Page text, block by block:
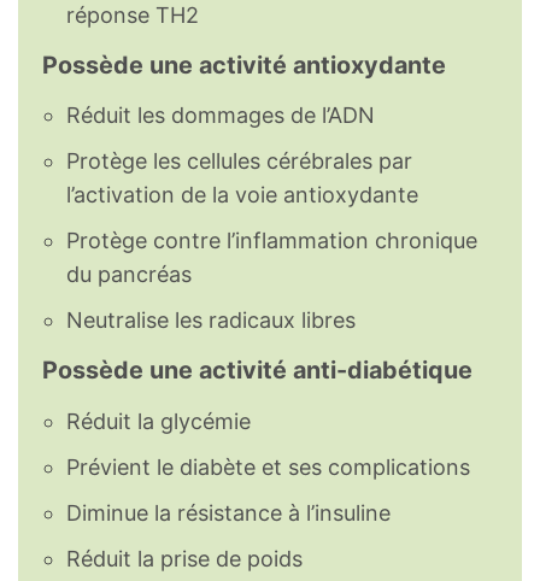
réponse TH2
Possède une activité antioxydante
Réduit les dommages de l’ADN
Protège les cellules cérébrales par
l’activation de la voie antioxydante
Protège contre l’inflammation chronique
du pancréas
Neutralise les radicaux libres
Possède une activité anti-diabétique
Réduit la glycémie
Prévient le diabète et ses complications
Diminue la résistance à l’insuline
Réduit la prise de poids